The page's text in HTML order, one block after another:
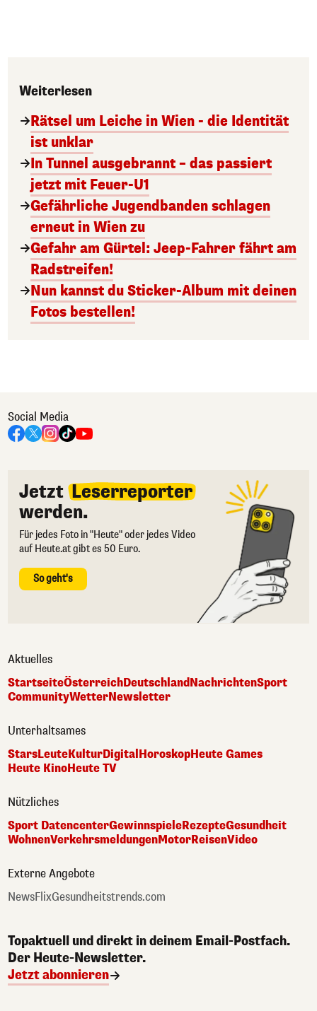
Weiterlesen
Rätsel um Leiche in Wien - die Identität
ist unklar
In Tunnel ausgebrannt – das passiert
jetzt mit Feuer-U1
Gefährliche Jugendbanden schlagen
erneut in Wien zu
Gefahr am Gürtel: Jeep-Fahrer fährt am
Radstreifen!
Nun kannst du Sticker-Album mit deinen
Fotos bestellen!
Social Media
Jetzt Leserreporter
werden.
Für jedes Foto in "Heute" oder jedes Video
auf Heute.at gibt es 50 Euro.
So geht's
Aktuelles
StartseiteÖsterreichDeutschlandNachrichtenSport
CommunityWetterNewsletter
Unterhaltsames
StarsLeuteKulturDigital HoroskopHeute Games
Heute KinoHeute TV
Nützliches
Sport DatencenterGewinnspieleRezepteGesundheit
WohnenVerkehrsmeldungenMotorReisenVideo
Externe Angebote
NewsFlixGesundheitstrends.com
Topaktuell und direkt in deinem Email-Postfach.
Der Heute-Newsletter.
Jetzt abonnieren